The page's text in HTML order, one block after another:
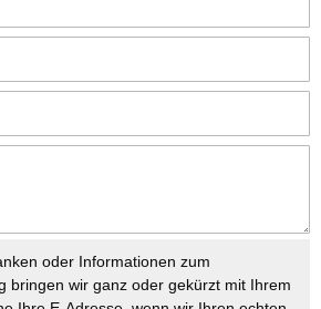
oder Informationen zum
bringen wir ganz oder gekürzt mit Ihrem